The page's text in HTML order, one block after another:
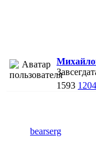
1593 1204
bearserg